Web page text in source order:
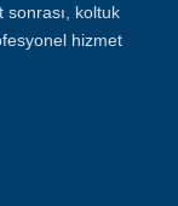
sonrası, koltuk
hizmet